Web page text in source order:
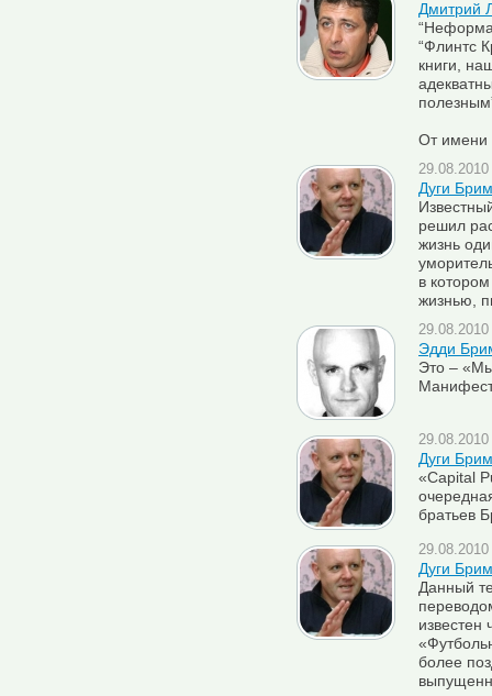
Дмитрий
“Флинтс
книги,
От имени
Дуги
решил
жизнь
в
жизнью,
Эдди
Это –
Дуги
«Capital
братьев
Дуги
Данный
известен
более